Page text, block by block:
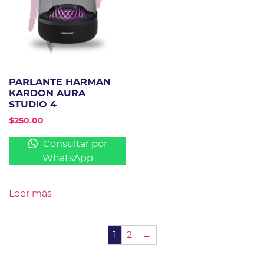
PARLANTE HARMAN
KARDON AURA
STUDIO 4
$250.00
Consultar por
WhatsApp
Leer más
1 2 →